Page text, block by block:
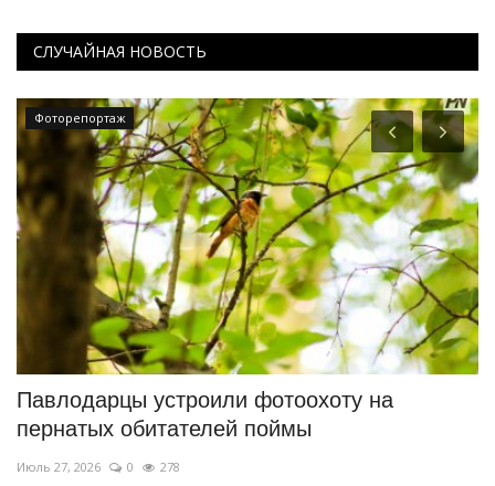
СЛУЧАЙНАЯ НОВОСТЬ
Фоторепортаж
Павлодарцы устроили фотоохоту на
пернатых обитателей поймы
Июль 27, 2026 0 278